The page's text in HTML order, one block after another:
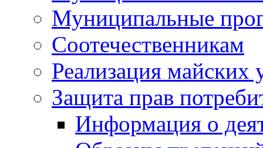
Муниципальные
Соотечественникам
Реализация майских
Защита прав
Информация о